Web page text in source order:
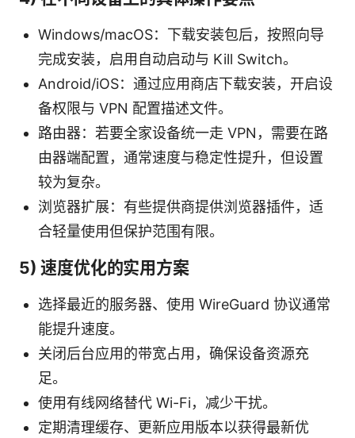
Windows/macOS：下载安装包后，按照向导
完成安装，启用自动启动与 Kill Switch。
Android/iOS：通过应用商店下载安装，开启设
备权限与 VPN 配置描述文件。
路由器：若要全家设备统一走 VPN，需要在路
由器端配置，通常速度与稳定性提升，但设置
较为复杂。
浏览器扩展：有些提供商提供浏览器插件，适
合轻量使用但保护范围有限。
5) 速度优化的实用方案
选择最近的服务器、使用 WireGuard 协议通常
能提升速度。
关闭后台应用的带宽占用，确保设备资源充
足。
使用有线网络替代 Wi-Fi，减少干扰。
定期清理缓存、更新应用版本以获得最新优